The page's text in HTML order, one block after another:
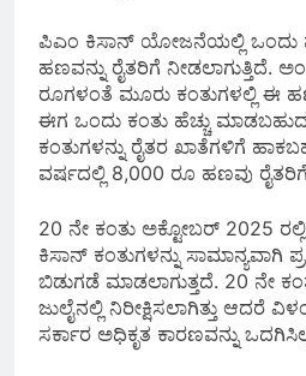
ಪಿಎಂ ಕಿಸಾನ್ ಯೋಜನೆಯಲ್ಲಿ ಒಂದು
ಹಣವನ್ನು ರೈತರಿಗೆ ನೀಡಲಾಗುತ್ತಿದೆ.
ರೂಗಳಂತೆ ಮೂರು ಕಂತುಗಳಲ್ಲಿ ಈ
ಈಗ ಒಂದು ಕಂತು ಹೆಚ್ಚು
ಕಂತುಗಳನ್ನು ರೈತರ ಖಾತೆಗಳಿಗೆ
ವರ್ಷದಲ್ಲಿ 8,000 ರೂ ಹಣವು
20 ನೇ ಕಂತು ಅಕ್ಟೋಬರ್ 2025
ಕಿಸಾನ್ ಕಂತುಗಳನ್ನು ಸಾಮಾನ್ಯವಾಗಿ
ಬಿಡುಗಡೆ ಮಾಡಲಾಗುತ್ತದೆ. 20 ನೇ
ಜುಲೈನಲ್ಲಿ ನಿರೀಕ್ಷಿಸಲಾಗಿತ್ತು ಆದರೆ
ಸರ್ಕಾರ ಅಧಿಕೃತ ಕಾರಣವನ್ನು